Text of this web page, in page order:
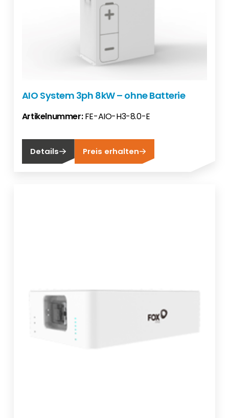
AIO System 3ph 8kW – ohne Batterie
Artikelnummer:FE-AIO-H3-8.0-E
Details Preis erhalten